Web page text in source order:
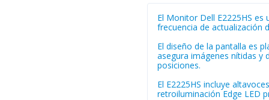
El Monitor Dell E2225HS
frecuencia de actualización
El diseño de la pantalla es
asegura imágenes nítidas y
posiciones.
El E2225HS incluye
retroiluminación Edge LED